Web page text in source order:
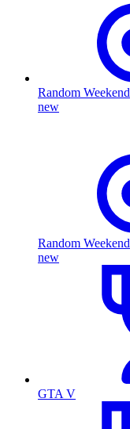
Random Weekend
new
Random Weekend
new
GTA V